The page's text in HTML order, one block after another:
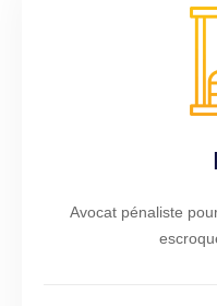
Avocat pénaliste